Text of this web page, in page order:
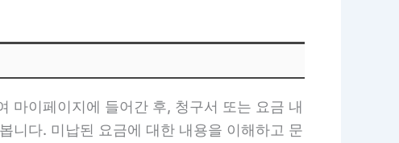
마이페이지에 들어간 후, 청구서 또는 요금 내
니다. 미납된 요금에 대한 내용을 이해하고 문